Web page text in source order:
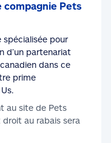
compagnie Pets
spécialisée pour
d’un partenariat
dans ce
prime
au site de Pets
droit au rabais sera